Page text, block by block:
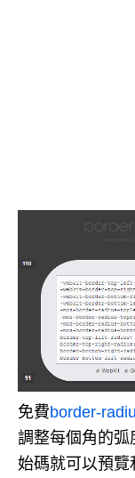
免費border-
調整每個角的弧
始碼就可以預覽